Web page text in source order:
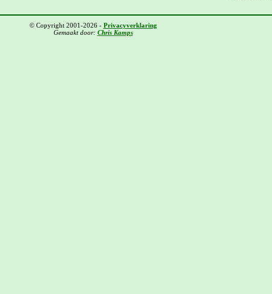
© Copyright 2001-2026 - Privacyverklaring
Gemaakt door: Chris Kamps